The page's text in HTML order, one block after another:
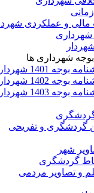
و عملکردی
شهرداری ها
1401 شهرداری ها
1402 شهرداری ها
1403 شهرداری ها
و تفریحی
شهر
گردشگری
و تصاویر مردمی